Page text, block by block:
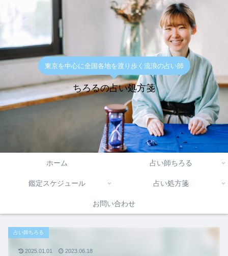
東京を中心に全国各地を渡り歩く流浪の占い師
ちろるの占い処方箋
ホーム 占い師ちろる
鑑定スケジュール 占い処方箋
お問い合わせ
占い師ちろる
2025.01.01 2023.06.18